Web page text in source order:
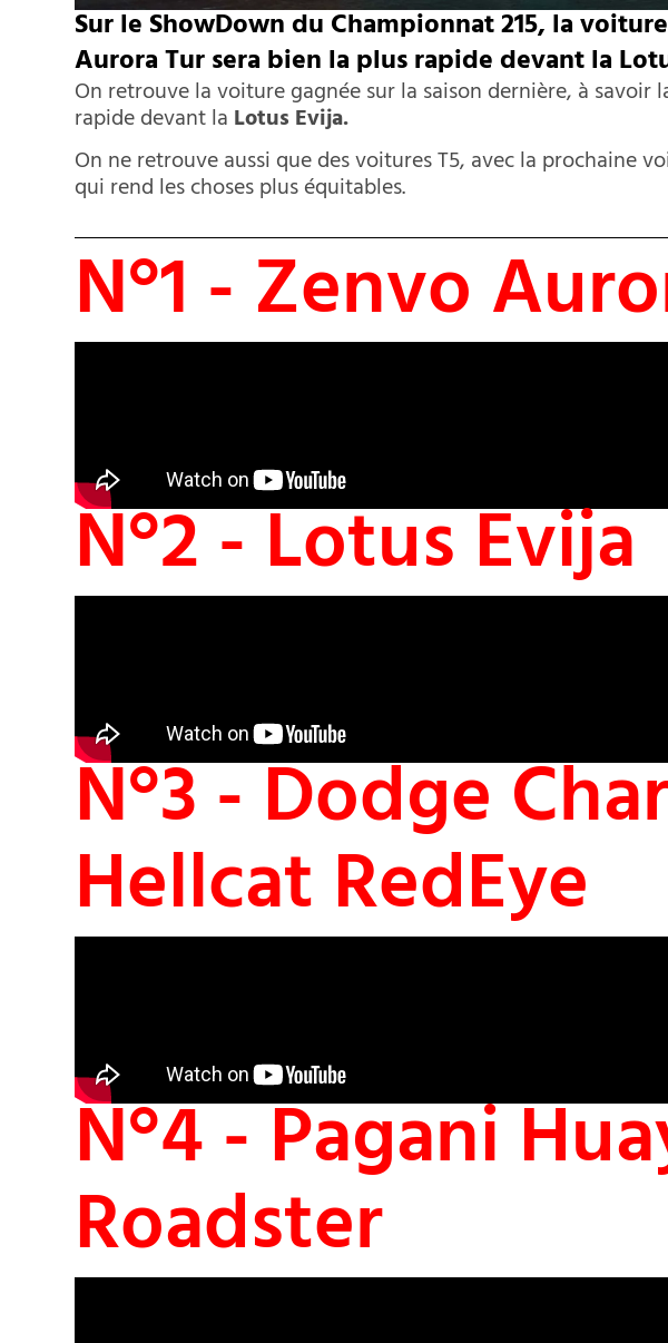
Sur le ShowDown du Championnat 215, la
Aurora Tur sera bien la plus rapide devant la
On retrouve la voiture gagnée sur la saison dernière, à savoir
rapide devant laLotus Evija.
On ne retrouve aussi que des voitures T5, avec la prochaine
qui rend les choses plus équitables.
N°1 - Zenvo
N°2 - Lotus Evija
N°3 - Dodge
Hellcat RedEye
N°4 - Pagani
Roadster